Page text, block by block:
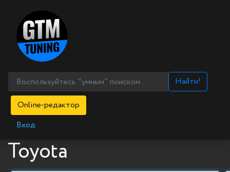
Найти!
Online-редактор
Вход
Toyota